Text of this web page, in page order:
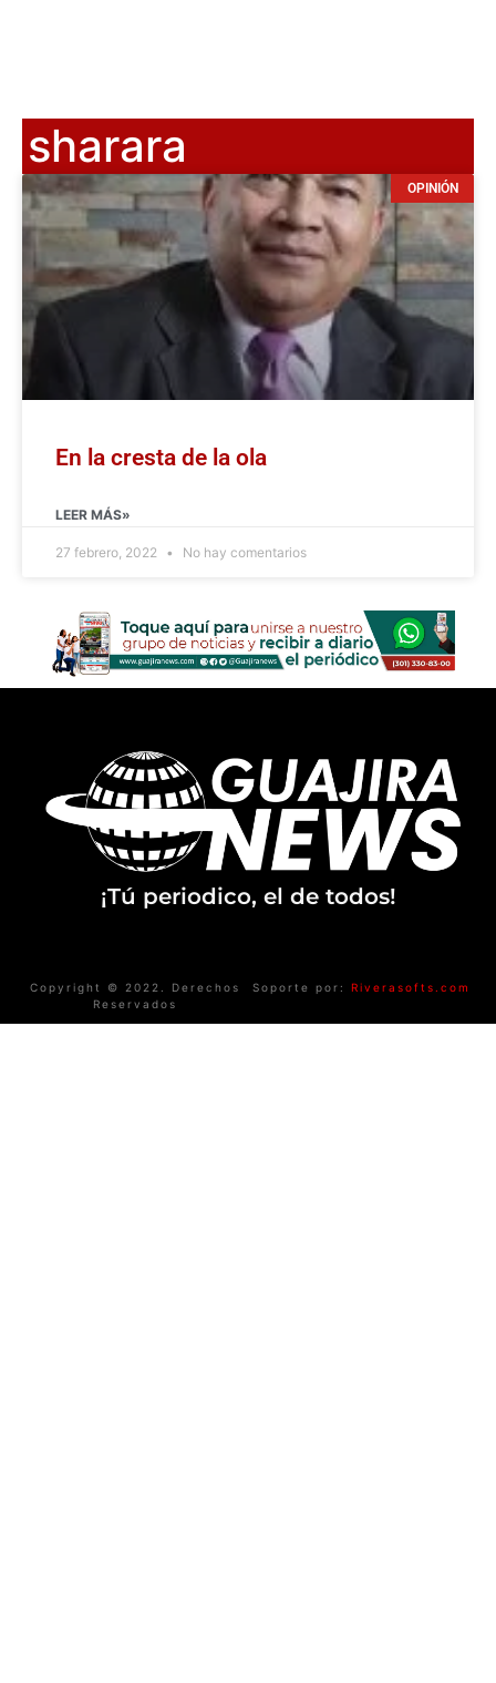
sharara
OPINIÓN
En la cresta de la ola
LEER MÁS»
27 febrero, 2022 No hay comentarios
¡Tú periodico, el de todos!
Copyright © 2022. Derechos
Reservados
Soporte por: Riverasofts.com